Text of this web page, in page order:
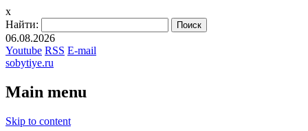
x
Найти:
06.08.2026
Youtube RSS E-mail
sobytiye.ru
Main menu
Skip to content